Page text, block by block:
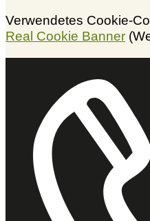
Verwendetes Cookie-
Real Cookie Banner